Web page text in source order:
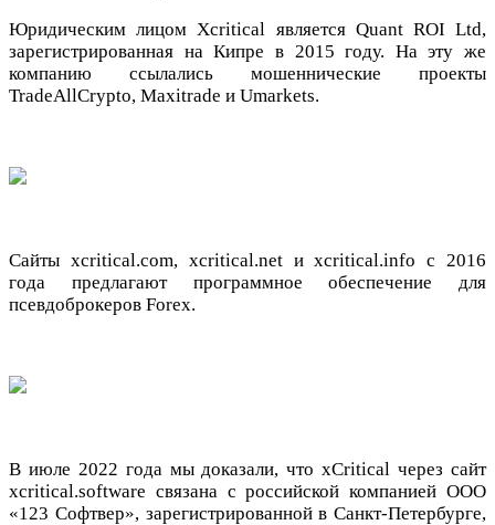
Юридическим лицом Xcritical является Quant ROI Ltd,
зарегистрированная на Кипре в 2015 году. На эту же
компанию ссылались мошеннические проекты
TradeAllCrypto, Maxitrade и Umarkets.
Сайты xcritical.com, xcritical.net и xcritical.info с 2016
года предлагают программное обеспечение для
псевдоброкеров Forex.
В июле 2022 года мы доказали, что xCritical через сайт
xcritical.software связана с российской компанией ООО
«123 Софтвер», зарегистрированной в Санкт-Петербурге,